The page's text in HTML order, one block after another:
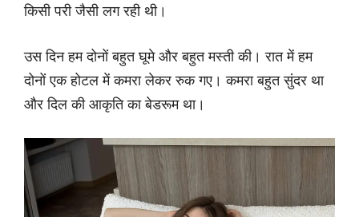
किसी परी जैसी लग रही थी।
उस दिन हम दोनों बहुत घूमे और बहुत मस्ती की। रात में हम
दोनों एक होटल में कमरा लेकर रुक गए। कमरा बहुत सुंदर था
और दिल की आकृति का बेडरूम था।